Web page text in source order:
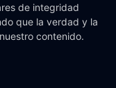
de integridad
que la verdad y la
contenido.